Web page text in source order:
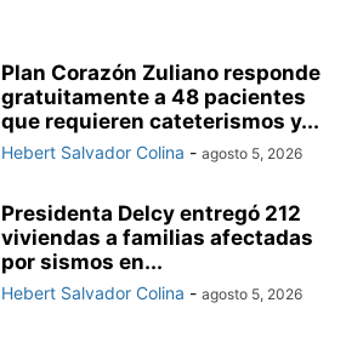
Plan Corazón Zuliano responde
gratuitamente a 48 pacientes
que requieren cateterismos y...
Hebert Salvador Colina - agosto 5, 2026
Presidenta Delcy entregó 212
viviendas a familias afectadas
por sismos en...
Hebert Salvador Colina - agosto 5, 2026